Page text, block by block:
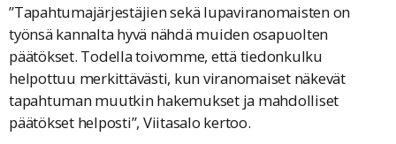
”Tapahtumajärjestäjien sekä lupaviranomaisten on
työnsä kannalta hyvä nähdä muiden osapuolten
päätökset. Todella toivomme, että tiedonkulku
helpottuu merkittävästi, kun viranomaiset näkevät
tapahtuman muutkin hakemukset ja mahdolliset
päätökset helposti”, Viitasalo kertoo.